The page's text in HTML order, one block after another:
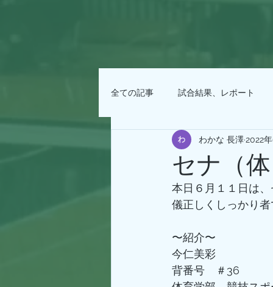
全ての記事 試合結果、レポート
セナ（
わかな 長澤2022
本日６月１１日は
儀正しくしっかり
〜紹介〜
今仁美彩
背番号　＃36